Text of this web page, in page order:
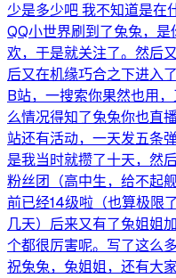
少是多少吧 我不知道是在
QQ小世界刷到了兔兔，
欢，于是就关注了。然后
后又在机缘巧合之下进入
B站，一搜索你果然也用
么情况得知了兔兔你也直
站还有活动，一天发五条
是我当时就攒了十天，然
粉丝团（高中生，给不起
前已经14级啦（也算极限
几天）后来又有了兔姐姐
个都很厉害呢。写了这么
祝兔兔，兔姐姐，还有大